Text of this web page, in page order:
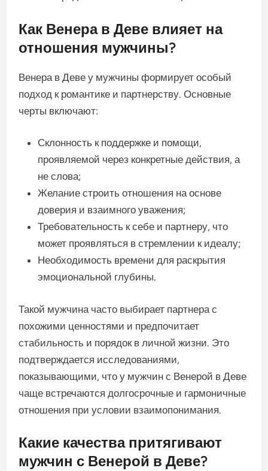
Как Венера в Деве влияет на
отношения мужчины?
Венера в Деве у мужчины формирует особый
подход к романтике и партнерству. Основные
черты включают:
Склонность к поддержке и помощи,
проявляемой через конкретные действия, а
не слова;
Желание строить отношения на основе
доверия и взаимного уважения;
Требовательность к себе и партнеру, что
может проявляться в стремлении к идеалу;
Необходимость времени для раскрытия
эмоциональной глубины.
Такой мужчина часто выбирает партнера с
похожими ценностями и предпочитает
стабильность и порядок в личной жизни. Это
подтверждается исследованиями,
показывающими, что у мужчин с Венерой в Деве
чаще встречаются долгосрочные и гармоничные
отношения при условии взаимопонимания.
Какие качества притягивают
мужчин с Венерой в Деве?